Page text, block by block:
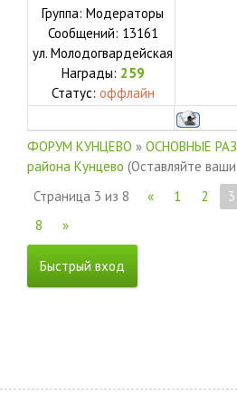
Группа: Модераторы
Сообщений: 13161
ул. Молодогвардейская
Награды: 259
Статус: оффлайн
ФОРУМ КУНЦЕВО » ОСНОВНЫЕ
района Кунцево (Оставляйте
Страница 3 из 8 « 1 2 3
8
»